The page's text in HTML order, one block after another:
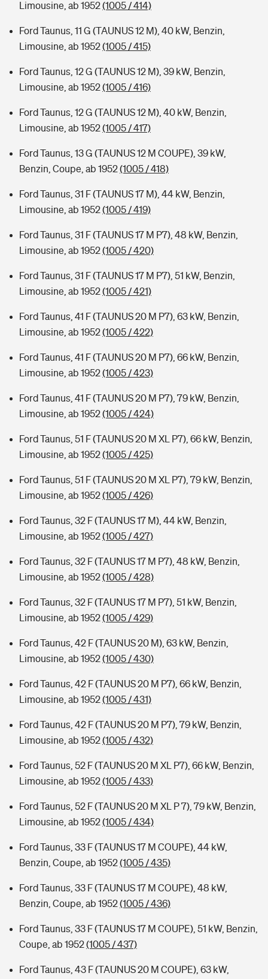
Limousine, ab 1952(1005 / 414)
Ford Taunus, 11 G (TAUNUS 12 M), 40 kW, Benzin,
Limousine, ab 1952(1005 / 415)
Ford Taunus, 12 G (TAUNUS 12 M), 39 kW, Benzin,
Limousine, ab 1952(1005 / 416)
Ford Taunus, 12 G (TAUNUS 12 M), 40 kW, Benzin,
Limousine, ab 1952(1005 / 417)
Ford Taunus, 13 G (TAUNUS 12 M COUPE), 39 kW,
Benzin, Coupe, ab 1952(1005 / 418)
Ford Taunus, 31 F (TAUNUS 17 M), 44 kW, Benzin,
Limousine, ab 1952(1005 / 419)
Ford Taunus, 31 F (TAUNUS 17 M P7), 48 kW, Benzin,
Limousine, ab 1952(1005 / 420)
Ford Taunus, 31 F (TAUNUS 17 M P7), 51 kW, Benzin,
Limousine, ab 1952(1005 / 421)
Ford Taunus, 41 F (TAUNUS 20 M P7), 63 kW, Benzin,
Limousine, ab 1952(1005 / 422)
Ford Taunus, 41 F (TAUNUS 20 M P7), 66 kW, Benzin,
Limousine, ab 1952(1005 / 423)
Ford Taunus, 41 F (TAUNUS 20 M P7), 79 kW, Benzin,
Limousine, ab 1952(1005 / 424)
Ford Taunus, 51 F (TAUNUS 20 M XL P7), 66 kW, Benzin,
Limousine, ab 1952(1005 / 425)
Ford Taunus, 51 F (TAUNUS 20 M XL P7), 79 kW, Benzin,
Limousine, ab 1952(1005 / 426)
Ford Taunus, 32 F (TAUNUS 17 M), 44 kW, Benzin,
Limousine, ab 1952(1005 / 427)
Ford Taunus, 32 F (TAUNUS 17 M P7), 48 kW, Benzin,
Limousine, ab 1952(1005 / 428)
Ford Taunus, 32 F (TAUNUS 17 M P7), 51 kW, Benzin,
Limousine, ab 1952(1005 / 429)
Ford Taunus, 42 F (TAUNUS 20 M), 63 kW, Benzin,
Limousine, ab 1952(1005 / 430)
Ford Taunus, 42 F (TAUNUS 20 M P7), 66 kW, Benzin,
Limousine, ab 1952(1005 / 431)
Ford Taunus, 42 F (TAUNUS 20 M P7), 79 kW, Benzin,
Limousine, ab 1952(1005 / 432)
Ford Taunus, 52 F (TAUNUS 20 M XL P7), 66 kW, Benzin,
Limousine, ab 1952(1005 / 433)
Ford Taunus, 52 F (TAUNUS 20 M XL P 7), 79 kW, Benzin,
Limousine, ab 1952(1005 / 434)
Ford Taunus, 33 F (TAUNUS 17 M COUPE), 44 kW,
Benzin, Coupe, ab 1952(1005 / 435)
Ford Taunus, 33 F (TAUNUS 17 M COUPE), 48 kW,
Benzin, Coupe, ab 1952(1005 / 436)
Ford Taunus, 33 F (TAUNUS 17 M COUPE), 51 kW, Benzin,
Coupe, ab 1952(1005 / 437)
Ford Taunus, 43 F (TAUNUS 20 M COUPE), 63 kW,